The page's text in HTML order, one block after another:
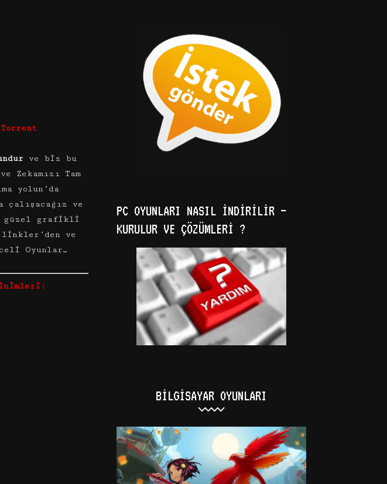
ve biz bu
Tam
yolun’da
ve
güzel grafikli
linkler’den ve
Oyunlar…
PC OYUNLARI NASIL İNDIRILIR –
KURULUR VE ÇÖZÜMLERI ?
BILGISAYAR OYUNLARI